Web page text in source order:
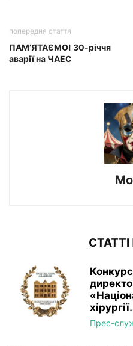
попередня стаття
ПАМ’ЯТАЄМО! 30-річчя
аварії на ЧАЕС
Прес-